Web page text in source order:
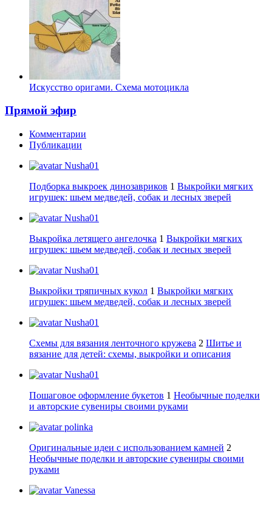
Искусство оригами. Схема мотоцикла
Прямой эфир
Комментарии
Публикации
Nusha01
Подборка выкроек динозавриков 1 Выкройки мягких
игрушек: шьем медведей, собак и лесных зверей
Nusha01
Выкройка летящего ангелочка 1 Выкройки мягких
игрушек: шьем медведей, собак и лесных зверей
Nusha01
Выкройки тряпичных кукол 1 Выкройки мягких
игрушек: шьем медведей, собак и лесных зверей
Nusha01
Схемы для вязания ленточного кружева 2 Шитье и
вязание для детей: схемы, выкройки и описания
Nusha01
Пошаговое оформление букетов 1 Необычные поделки
и авторские сувениры своими руками
polinka
Оригинальные идеи с использованием камней 2
Необычные поделки и авторские сувениры своими
руками
Vanessa